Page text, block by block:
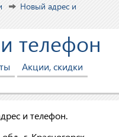
Новый адрес и
телефон
Акции, скидки
и телефон.